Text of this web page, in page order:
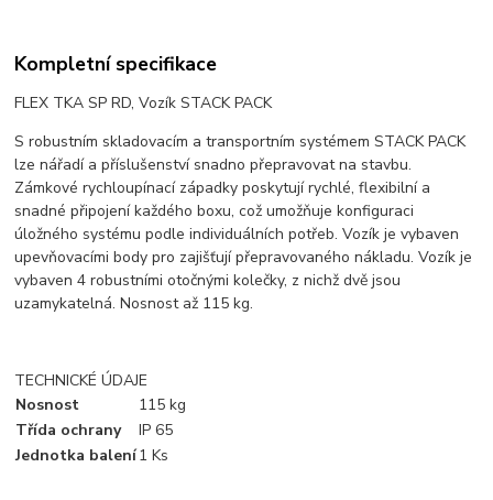
Kompletní specifikace
FLEX TKA SP RD, Vozík STACK PACK
S robustním skladovacím a transportním systémem STACK PACK
lze nářadí a příslušenství snadno přepravovat na stavbu.
Zámkové rychloupínací západky poskytují rychlé, flexibilní a
snadné připojení každého boxu, což umožňuje konfiguraci
úložného systému podle individuálních potřeb. Vozík je vybaven
upevňovacími body pro zajišťují přepravovaného nákladu. Vozík je
vybaven 4 robustními otočnými kolečky, z nichž dvě jsou
uzamykatelná. Nosnost až 115 kg.
TECHNICKÉ ÚDAJE
Nosnost
115 kg
Třída ochrany
IP 65
Jednotka balení1 Ks